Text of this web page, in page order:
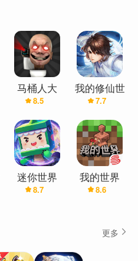
马桶人大
战:开放世
界万圣节版
(辅助菜单)
8.5
我的修仙世
界(最新版)
7.7
迷你世界
8.7
我的世界
(官服)
8.6
更多